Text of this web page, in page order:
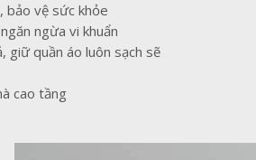
bảo vệ sức khỏe
ngừa vi khuẩn
giữ quần áo luôn sạch sẽ
cao tầng